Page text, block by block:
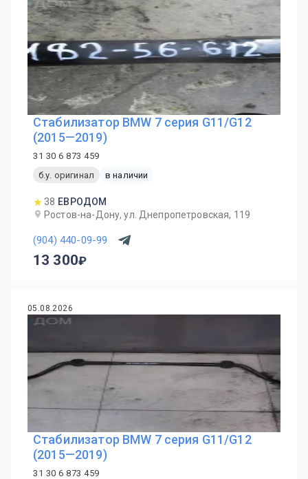
Стабилизатор BMW 7 серия G11/G12
(2015—2019)
31 30 6 873 459
б.у. оригинал
в наличии
38 ЕВРОДОМ
Ростов-на-Дону, ул. Днепропетровская, 119
(904) 440-09-99
13 300
05.08.2026
Стабилизатор BMW 7 серия G11/G12
(2015—2019)
31 30 6 873 459